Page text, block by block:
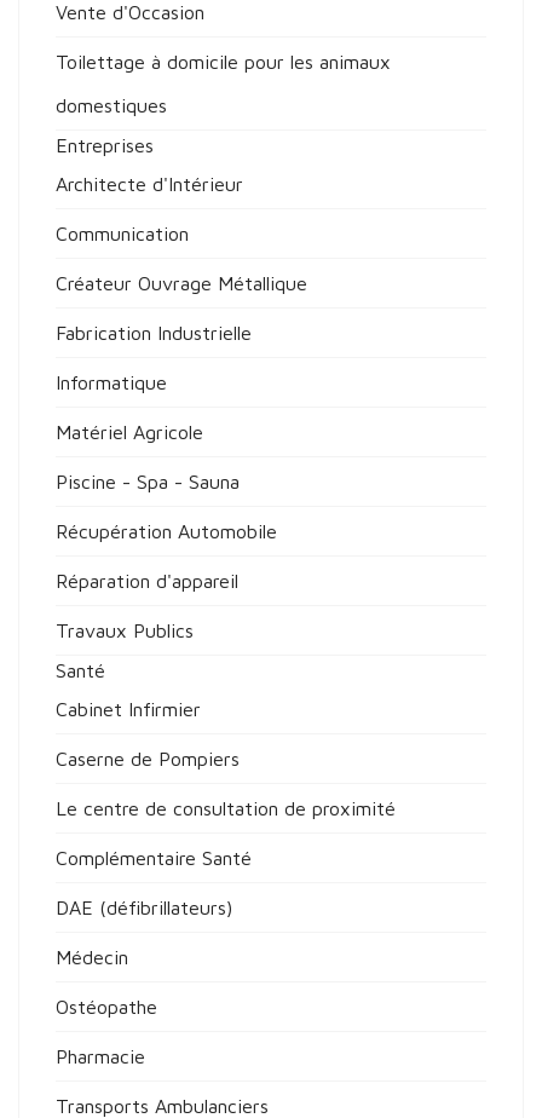
Vente d'Occasion
Toilettage à domicile pour les animaux
domestiques
Entreprises
Architecte d'Intérieur
Communication
Créateur Ouvrage Métallique
Fabrication Industrielle
Informatique
Matériel Agricole
Piscine - Spa - Sauna
Récupération Automobile
Réparation d'appareil
Travaux Publics
Santé
Cabinet Infirmier
Caserne de Pompiers
Le centre de consultation de proximité
Complémentaire Santé
DAE (défibrillateurs)
Médecin
Ostéopathe
Pharmacie
Transports Ambulanciers